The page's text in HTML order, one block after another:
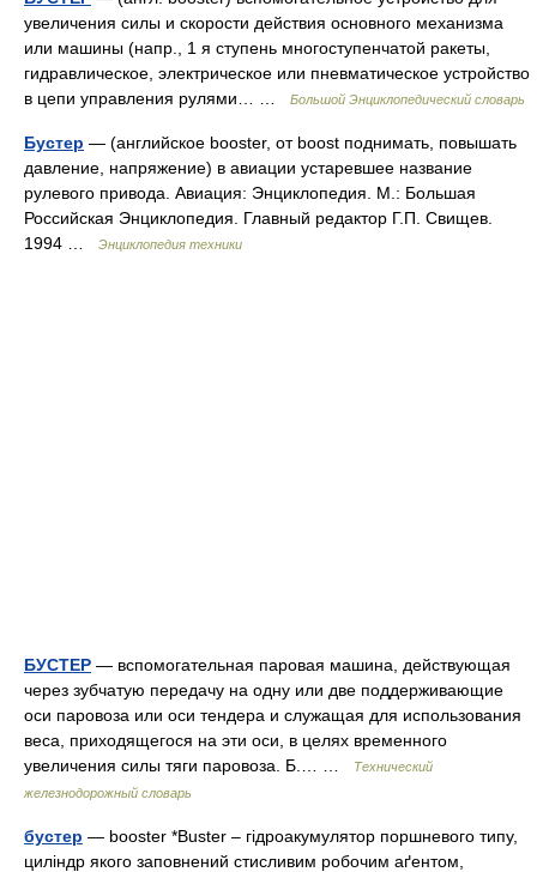
увеличения силы и скорости действия основного механизма
или машины (напр., 1 я ступень многоступенчатой ракеты,
гидравлическое, электрическое или пневматическое устройство
в цепи управления рулями… …
Большой Энциклопедический словарь
Бустер — (английское booster, от boost поднимать, повышать
давление, напряжение) в авиации устаревшее название
рулевого привода. Авиация: Энциклопедия. М.: Большая
Российская Энциклопедия. Главный редактор Г.П. Свищев.
1994 …
Энциклопедия техники
БУСТЕР — вспомогательная паровая машина, действующая
через зубчатую передачу на одну или две поддерживающие
оси паровоза или оси тендера и служащая для использования
веса, приходящегося на эти оси, в целях временного
увеличения силы тяги паровоза. Б.… …
Технический
железнодорожный словарь
бустер — booster *Buster – гідроакумулятор поршневого типу,
циліндр якого заповнений стисливим робочим аґентом,